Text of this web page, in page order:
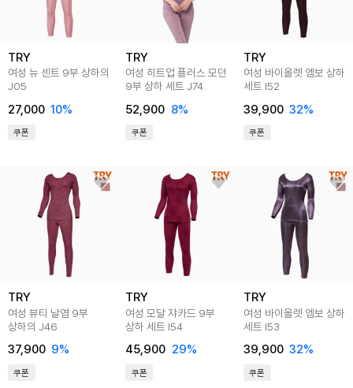
TRY
여성 뉴 센트 9부 상하의
J05
27,000 10%
쿠폰
TRY
여성 히트업 플러스 모던
9부 상하 세트 J74
52,900 8%
쿠폰
TRY
여성 바이올렛 엠보 상하
세트 I52
39,900 32%
쿠폰
TRY
여성 뷰티 날염 9부
상하의 J46
37,900 9%
쿠폰
TRY
여성 모달 쟈카드 9부
상하 세트 I54
45,900 29%
쿠폰
TRY
여성 바이올렛 엠보 상하
세트 I53
39,900 32%
쿠폰